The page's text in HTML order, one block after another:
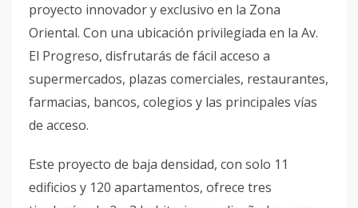
proyecto innovador y exclusivo en la Zona
Oriental. Con una ubicación privilegiada en la Av.
El Progreso, disfrutarás de fácil acceso a
supermercados, plazas comerciales, restaurantes,
farmacias, bancos, colegios y las principales vías
de acceso.
Este proyecto de baja densidad, con solo 11
edificios y 120 apartamentos, ofrece tres